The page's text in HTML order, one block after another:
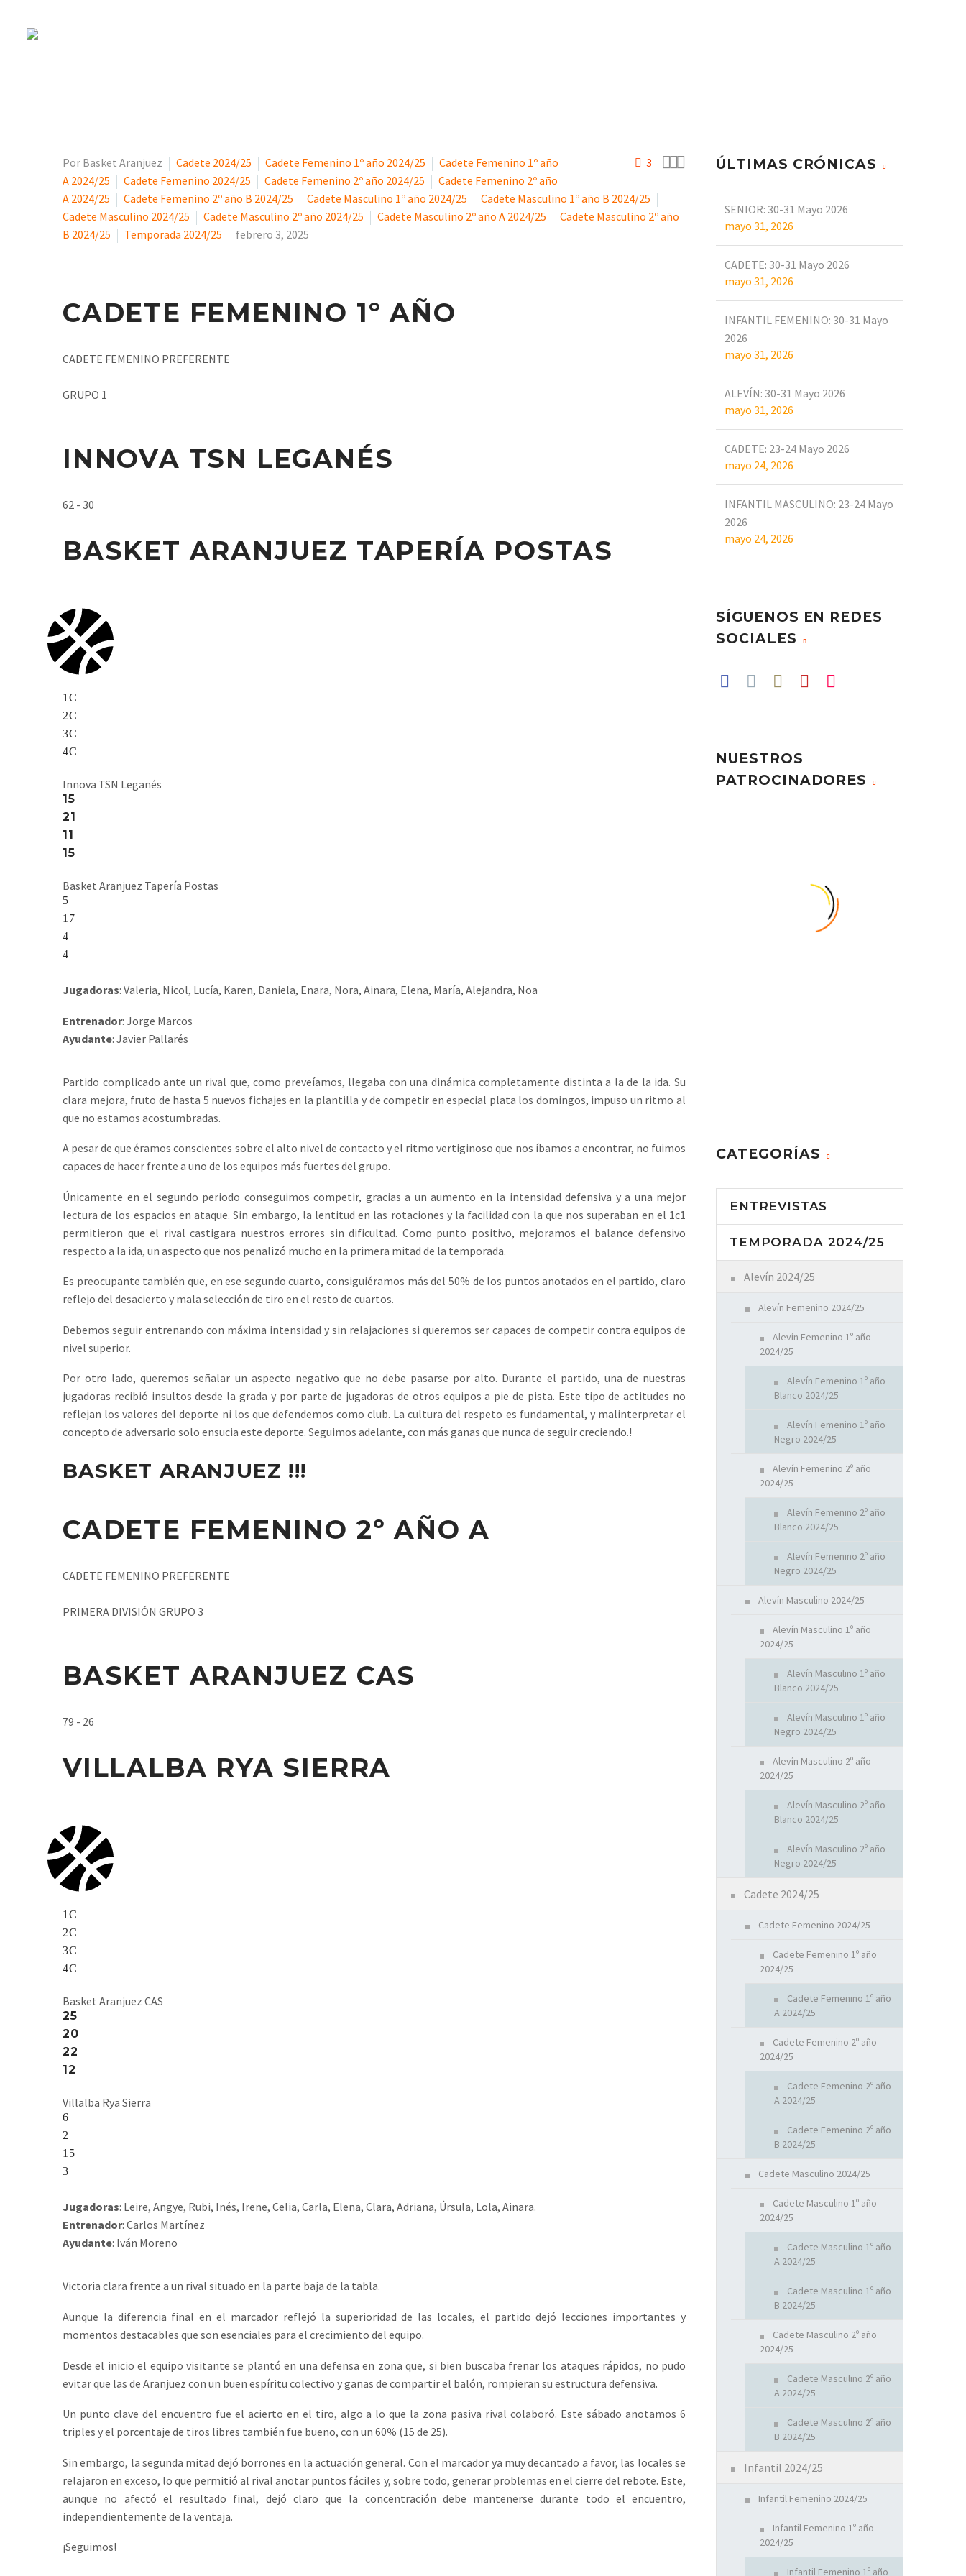
CADETE: 01-02 FEBRERO 2025
3 
Por Basket Aranjuez Cadete 2024/25 Cadete Femenino 1º año 2024/25
Cadete Femenino 1º año
A 2024/25
Cadete Femenino 2024/25 Cadete Femenino 2º año 2024/25
Cadete Femenino 2º año
A 2024/25
Cadete Femenino 2º año B 2024/25 Cadete Masculino 1º año 2024/25
Cadete Masculino 1º año B 2024/25
Cadete Masculino 2024/25
Cadete Masculino 2º año 2024/25 Cadete Masculino 2º año A 2024/25
Cadete Masculino 2º año
B 2024/25
Temporada 2024/25 febrero 3, 2025
CADETE FEMENINO 1º AÑO
CADETE FEMENINO PREFERENTE
GRUPO 1
INNOVA TSN LEGANÉS
62 - 30
BASKET ARANJUEZ TAPERÍA POSTAS
1C
2C
3C
4C
Innova TSN Leganés
15
21
11
15
Basket Aranjuez Tapería Postas
5
17
4
4
Jugadoras: Valeria, Nicol, Lucía, Karen, Daniela, Enara, Nora, Ainara, Elena, María, Alejandra, Noa
Entrenador: Jorge Marcos
Ayudante: Javier Pallarés
Partido complicado ante un rival que, como preveíamos, llegaba con una dinámica completamente distinta a la de la ida. Su
clara mejora, fruto de hasta 5 nuevos fichajes en la plantilla y de competir en especial plata los domingos, impuso un ritmo al
que no estamos acostumbradas.
A pesar de que éramos conscientes sobre el alto nivel de contacto y el ritmo vertiginoso que nos íbamos a encontrar, no fuimos
capaces de hacer frente a uno de los equipos más fuertes del grupo.
Únicamente en el segundo periodo conseguimos competir, gracias a un aumento en la intensidad defensiva y a una mejor
lectura de los espacios en ataque. Sin embargo, la lentitud en las rotaciones y la facilidad con la que nos superaban en el 1c1
permitieron que el rival castigara nuestros errores sin dificultad. Como punto positivo, mejoramos el balance defensivo
respecto a la ida, un aspecto que nos penalizó mucho en la primera mitad de la temporada.
Es preocupante también que, en ese segundo cuarto, consiguiéramos más del 50% de los puntos anotados en el partido, claro
reflejo del desacierto y mala selección de tiro en el resto de cuartos.
Debemos seguir entrenando con máxima intensidad y sin relajaciones si queremos ser capaces de competir contra equipos de
nivel superior.
Por otro lado, queremos señalar un aspecto negativo que no debe pasarse por alto. Durante el partido, una de nuestras
jugadoras recibió insultos desde la grada y por parte de jugadoras de otros equipos a pie de pista. Este tipo de actitudes no
reflejan los valores del deporte ni los que defendemos como club. La cultura del respeto es fundamental, y malinterpretar el
concepto de adversario solo ensucia este deporte. Seguimos adelante, con más ganas que nunca de seguir creciendo.!
BASKET ARANJUEZ !!!
CADETE FEMENINO 2º AÑO A
CADETE FEMENINO PREFERENTE
PRIMERA DIVISIÓN GRUPO 3
BASKET ARANJUEZ CAS
79 - 26
VILLALBA RYA SIERRA
1C
2C
3C
4C
Basket Aranjuez CAS
25
20
22
12
Villalba Rya Sierra
6
2
15
3
Jugadoras: Leire, Angye, Rubi, Inés, Irene, Celia, Carla, Elena, Clara, Adriana, Úrsula, Lola, Ainara.
Entrenador: Carlos Martínez
Ayudante: Iván Moreno
Victoria clara frente a un rival situado en la parte baja de la tabla.
Aunque la diferencia final en el marcador reflejó la superioridad de las locales, el partido dejó lecciones importantes y
momentos destacables que son esenciales para el crecimiento del equipo.
Desde el inicio el equipo visitante se plantó en una defensa en zona que, si bien buscaba frenar los ataques rápidos, no pudo
evitar que las de Aranjuez con un buen espíritu colectivo y ganas de compartir el balón, rompieran su estructura defensiva.
Un punto clave del encuentro fue el acierto en el tiro, algo a lo que la zona pasiva rival colaboró. Este sábado anotamos 6
triples y el porcentaje de tiros libres también fue bueno, con un 60% (15 de 25).
Sin embargo, la segunda mitad dejó borrones en la actuación general. Con el marcador ya muy decantado a favor, las locales se
relajaron en exceso, lo que permitió al rival anotar puntos fáciles y, sobre todo, generar problemas en el cierre del rebote. Este,
aunque no afectó el resultado final, dejó claro que la concentración debe mantenerse durante todo el encuentro,
independientemente de la ventaja.
¡Seguimos!
ÚLTIMAS CRÓNICAS
SENIOR: 30-31 Mayo 2026
mayo 31, 2026
CADETE: 30-31 Mayo 2026
mayo 31, 2026
INFANTIL FEMENINO: 30-31 Mayo
2026
mayo 31, 2026
ALEVÍN: 30-31 Mayo 2026
mayo 31, 2026
CADETE: 23-24 Mayo 2026
mayo 24, 2026
INFANTIL MASCULINO: 23-24 Mayo
2026
mayo 24, 2026
SÍGUENOS EN REDES
SOCIALES
NUESTROS
PATROCINADORES
CATEGORÍAS
ENTREVISTAS
TEMPORADA 2024/25
Alevín 2024/25
Alevín Femenino 2024/25
Alevín Femenino 1º año
2024/25
Alevín Femenino 1º año
Blanco 2024/25
Alevín Femenino 1º año
Negro 2024/25
Alevín Femenino 2º año
2024/25
Alevín Femenino 2º año
Blanco 2024/25
Alevín Femenino 2º año
Negro 2024/25
Alevín Masculino 2024/25
Alevín Masculino 1º año
2024/25
Alevín Masculino 1º año
Blanco 2024/25
Alevín Masculino 1º año
Negro 2024/25
Alevín Masculino 2º año
2024/25
Alevín Masculino 2º año
Blanco 2024/25
Alevín Masculino 2º año
Negro 2024/25
Cadete 2024/25
Cadete Femenino 2024/25
Cadete Femenino 1º año
2024/25
Cadete Femenino 1º año
A 2024/25
Cadete Femenino 2º año
2024/25
Cadete Femenino 2º año
A 2024/25
Cadete Femenino 2º año
B 2024/25
Cadete Masculino 2024/25
Cadete Masculino 1º año
2024/25
Cadete Masculino 1º año
A 2024/25
Cadete Masculino 1º año
B 2024/25
Cadete Masculino 2º año
2024/25
Cadete Masculino 2º año
A 2024/25
Cadete Masculino 2º año
B 2024/25
Infantil 2024/25
Infantil Femenino 2024/25
Infantil Femenino 1º año
2024/25
Infantil Femenino 1º año